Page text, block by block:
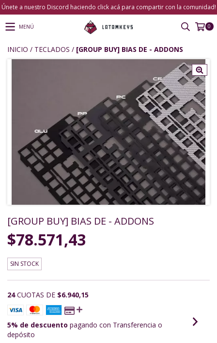
Únete a nuestro Discord haciendo click acá para compartir con la comunidad!
MENÚ 0
INICIO / TECLADOS / [GROUP BUY] BIAS DE - ADDONS
[GROUP BUY] BIAS DE - ADDONS
$78.571,43
SIN STOCK
24 CUOTAS DE $6.940,15
5% de descuento pagando con Transferencia o
depósito